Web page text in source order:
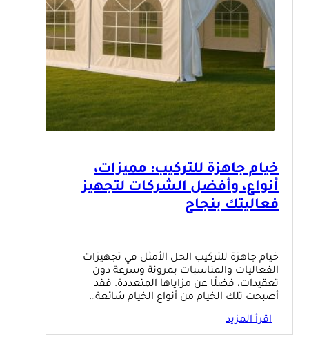
خيام جاهزة للتركيب: مميزات،
أنواع، وأفضل الشركات لتجهيز
فعاليتك بنجاح
خيام جاهزة للتركيب الحل الأمثل في تجهيزات
الفعاليات والمناسبات بمرونة وسرعة دون
تعقيدات، فضلًا عن مزاياها المتعددة. فقد
أصبحت تلك الخيام من أنواع الخيام شائعة…
اقرأ المزيد